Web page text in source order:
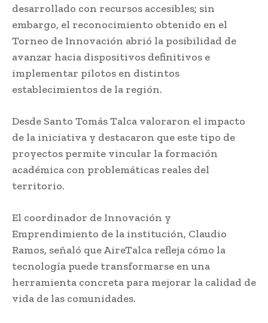
desarrollado con recursos accesibles; sin
embargo, el reconocimiento obtenido en el
Torneo de Innovación abrió la posibilidad de
avanzar hacia dispositivos definitivos e
implementar pilotos en distintos
establecimientos de la región.
Desde Santo Tomás Talca valoraron el impacto
de la iniciativa y destacaron que este tipo de
proyectos permite vincular la formación
académica con problemáticas reales del
territorio.
El coordinador de Innovación y
Emprendimiento de la institución, Claudio
Ramos, señaló que AireTalca refleja cómo la
tecnología puede transformarse en una
herramienta concreta para mejorar la calidad de
vida de las comunidades.